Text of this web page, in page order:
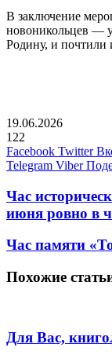
В заключение
новоникольцев —
Родину, и почтили
19.06.2026
122
Facebook Twitter
Telegram Viber
Час
июня ровно в
Час памяти
Похожие
Для Вас,